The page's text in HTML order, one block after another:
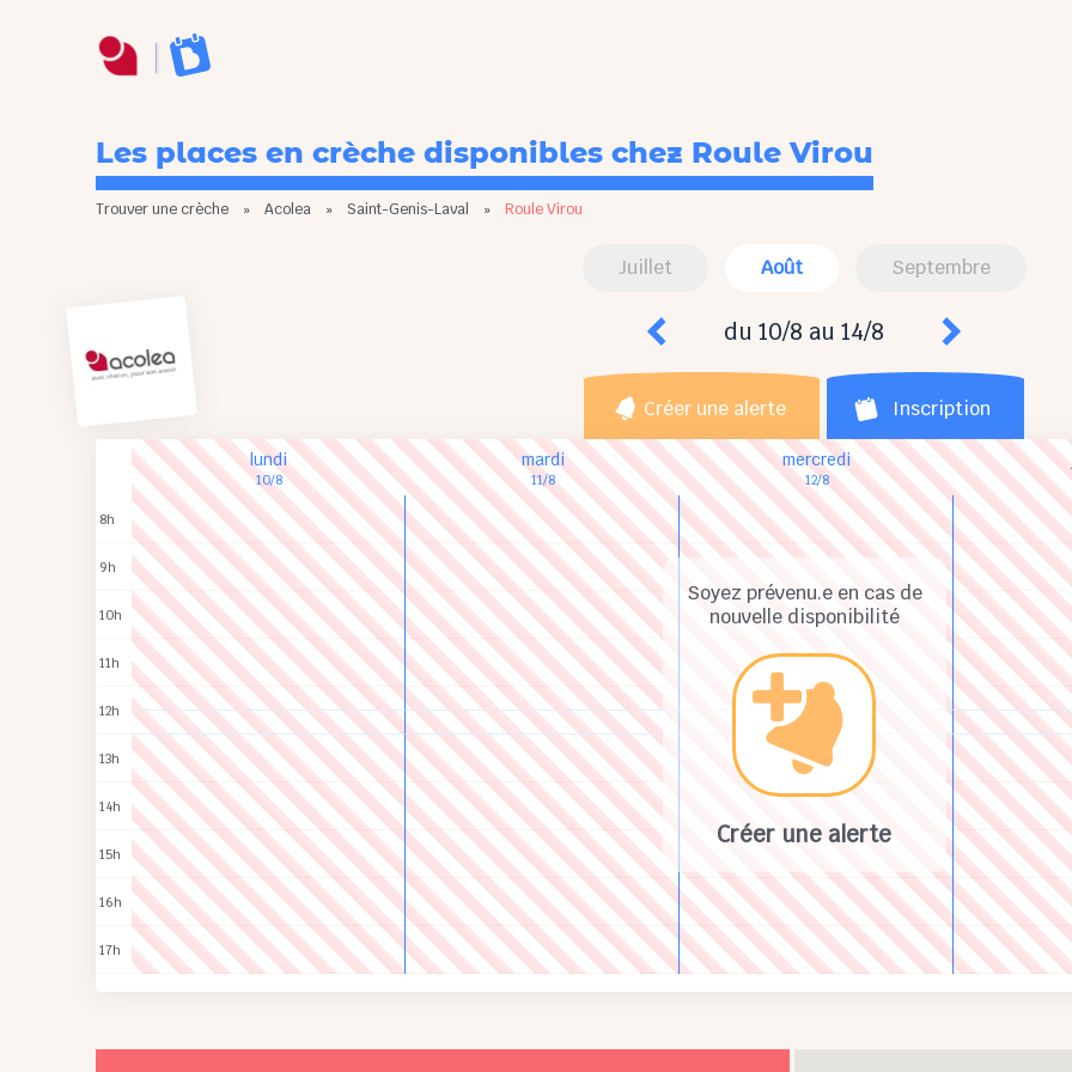
Les places en crèche disponibles chez Roule Virou
Trouver une crèche » Acolea » Saint-Genis-Laval » Roule Virou
Juillet Août Septembre
du 10/8 au 14/8
Créer une alerte Inscription
Soyez prévenu.e en cas de
nouvelle disponibilité
Créer une alerte
lundi
10/8
mardi
11/8
mercredi
12/8
8h
9h
10h
11h
12h
13h
14h
15h
16h
17h